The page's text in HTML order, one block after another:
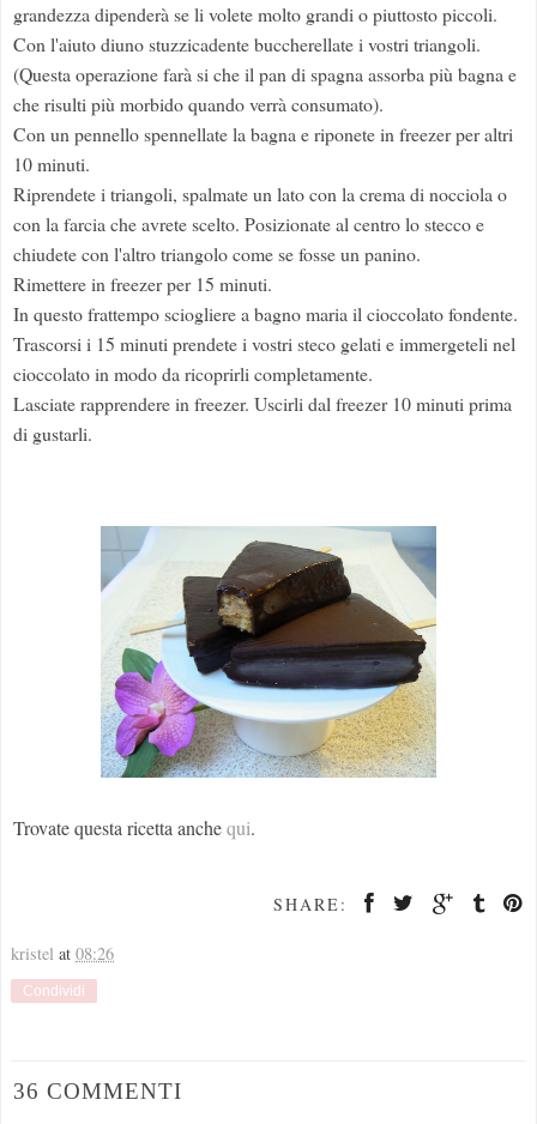
grandezza dipenderà se li volete molto grandi o piuttosto piccoli.
Con l'aiuto diuno stuzzicadente buccherellate i vostri triangoli.
(Questa operazione farà si che il pan di spagna assorba più bagna e
che risulti più morbido quando verrà consumato).
Con un pennello spennellate la bagna e riponete in freezer per altri
10 minuti.
Riprendete i triangoli, spalmate un lato con la crema di nocciola o
con la farcia che avrete scelto. Posizionate al centro lo stecco e
chiudete con l'altro triangolo come se fosse un panino.
Rimettere in freezer per 15 minuti.
In questo frattempo sciogliere a bagno maria il cioccolato fondente.
Trascorsi i 15 minuti prendete i vostri steco gelati e immergeteli nel
cioccolato in modo da ricoprirli completamente.
Lasciate rapprendere in freezer. Uscirli dal freezer 10 minuti prima
di gustarli.
Trovate questa ricetta anchequi.
SHARE:
kristel at 08:26
Condividi
36 COMMENTI